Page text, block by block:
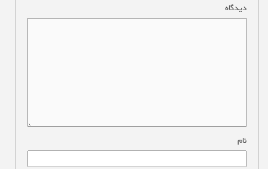
دیدگاه
نام